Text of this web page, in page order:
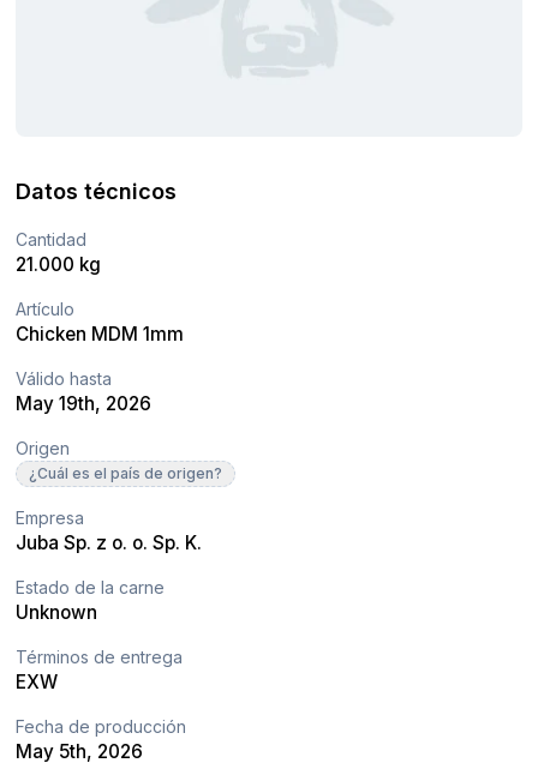
Datos técnicos
Cantidad
21.000 kg
Artículo
Chicken MDM 1mm
Válido hasta
May 19th, 2026
Origen
¿Cuál es el país de origen?
Empresa
Juba Sp. z o. o. Sp. K.
Estado de la carne
Unknown
Términos de entrega
EXW
Fecha de producción
May 5th, 2026